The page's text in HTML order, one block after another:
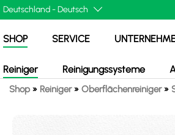
SHOP SERVICE
Reiniger Reinigungssysteme
Shop » Reiniger»Oberflächenreiniger»